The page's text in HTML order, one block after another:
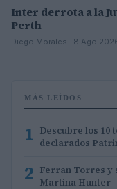
Inter derrota a la
Perth
Diego Morales · 8 Ago
MÁS LEÍDOS
1 Descubre los 10
declarados
2 Ferran Torres y
Martina Hunter